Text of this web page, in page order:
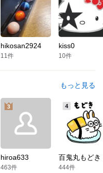
hikosan2924
11件
kiss0
10件
もっと見る
hiroa633
463件
3
百鬼丸もどき
444件
4